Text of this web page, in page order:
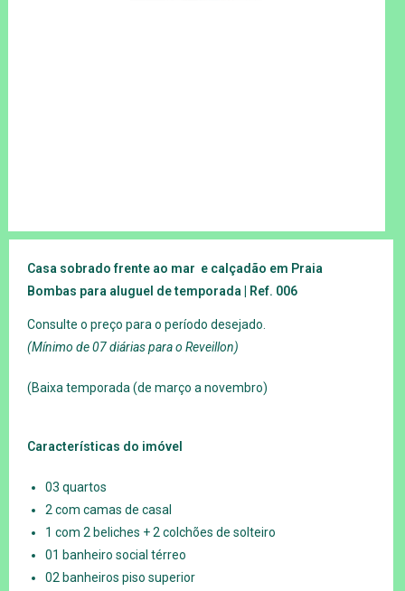
Casa sobrado frente ao mar e calçadão em Praia
Bombas para aluguel de temporada | Ref. 006
Consulte o preço para o período desejado.
(Mínimo de 07 diárias para o Reveillon)
(Baixa temporada (de março a novembro)
Características do imóvel
03 quartos
2 com camas de casal
1 com 2 beliches + 2 colchões de solteiro
01 banheiro social térreo
02 banheiros piso superior